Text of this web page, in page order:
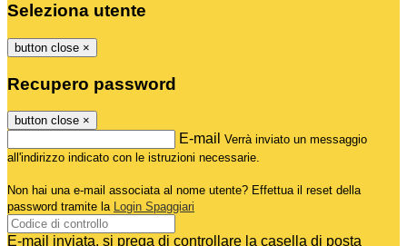
Seleziona utente
button close ×
Recupero password
button close ×
E-mail Verrà inviato un messaggio
all'indirizzo indicato con le istruzioni necessarie.
Non hai una e-mail associata al nome utente? Effettua il reset della
password tramite la Login Spaggiari
E-mail inviata, si prega di controllare la casella di posta